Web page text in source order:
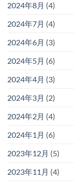
2024年8月 (4)
2024年7月 (4)
2024年6月 (3)
2024年5月 (6)
2024年4月 (3)
2024年3月 (2)
2024年2月 (4)
2024年1月 (6)
2023年12月 (5)
2023年11月 (4)